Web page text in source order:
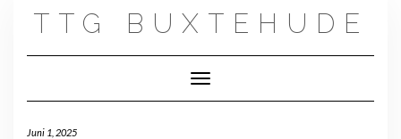
TTG BUXTEHUDE
Toggle Navigation
Juni 1, 2025